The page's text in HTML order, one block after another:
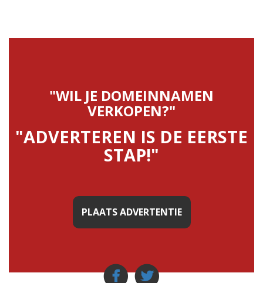
"WIL JE DOMEINNAMEN
VERKOPEN?"
"ADVERTEREN IS DE EERSTE
STAP!"
PLAATS ADVERTENTIE